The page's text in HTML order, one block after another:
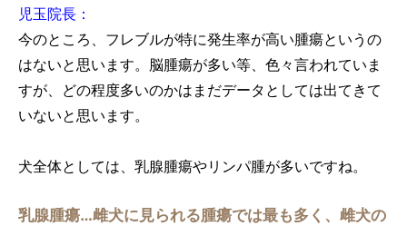
児玉院長：
今のところ、フレブルが特に発生率が高い腫瘍というの
はないと思います。脳腫瘍が多い等、色々言われていま
すが、どの程度多いのかはまだデータとしては出てきて
いないと思います。
犬全体としては、乳腺腫瘍やリンパ腫が多いですね。
乳腺腫瘍…雌犬に見られる腫瘍では最も多く、雌犬の